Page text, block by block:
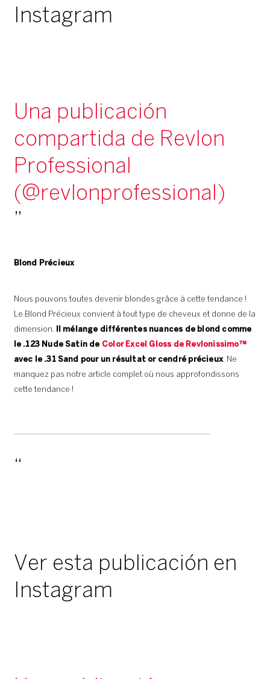
Instagram
Una publicación
compartida de Revlon
Professional
(@revlonprofessional)
Blond Précieux
Nous pouvons toutes devenir blondes grâce à cette tendance !
Le Blond Précieux convient à tout type de cheveux et donne de la
dimension.
Il mélange différentes nuances de blond comme
le .123 Nude Satin de Color Excel Gloss de Revlonissimo™
avec le .31 Sand pour un résultat or cendré précieux. Ne
manquez pas notre article complet où nous approfondissons
cette tendance !
Ver esta publicación en
Instagram